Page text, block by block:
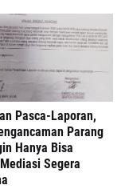
Pasca-Laporan,
Parang
Hanya Bisa
Segera